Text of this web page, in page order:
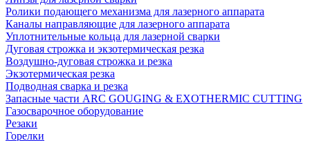
Ролики подающего механизма для лазерного аппарата
Каналы направляющие для лазерного аппарата
Уплотнительные кольца для лазерной сварки
Дуговая строжка и экзотермическая резка
Воздушно-дуговая строжка и резка
Экзотермическая резка
Подводная сварка и резка
Запасные части ARC GOUGING & EXOTHERMIC CUTTING
Газосварочное оборудование
Резаки
Горелки